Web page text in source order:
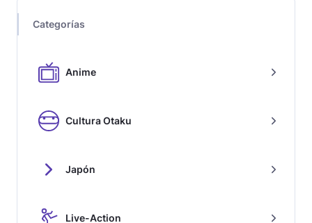
Categorías
Anime
Cultura Otaku
Japón
Live-Action